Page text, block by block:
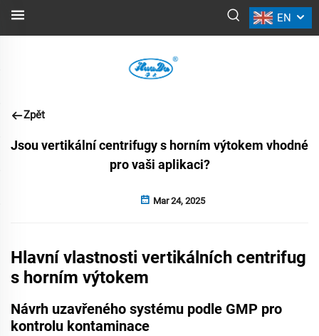
EN
NOVINKY
Zpět
Jsou vertikální centrifugy s horním výtokem vhodné
pro vaši aplikaci?
Mar 24, 2025
Hlavní vlastnosti vertikálních centrifug
s horním výtokem
Návrh uzavřeného systému podle GMP pro
kontrolu kontaminace